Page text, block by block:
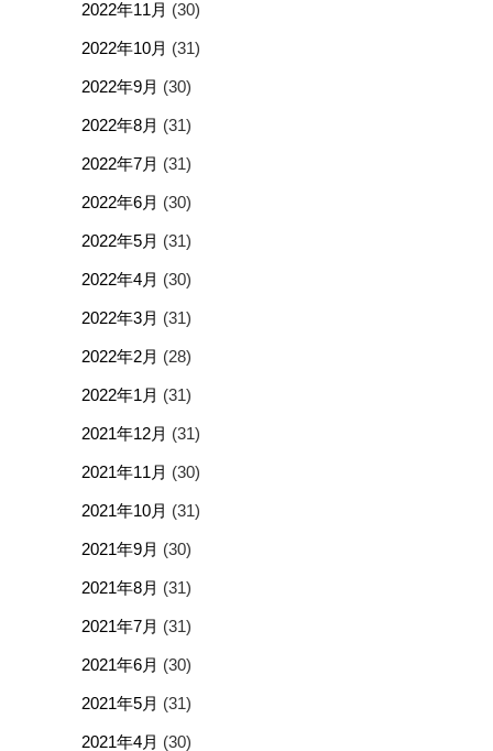
2022年11月 (30)
2022年10月 (31)
2022年9月 (30)
2022年8月 (31)
2022年7月 (31)
2022年6月 (30)
2022年5月 (31)
2022年4月 (30)
2022年3月 (31)
2022年2月 (28)
2022年1月 (31)
2021年12月 (31)
2021年11月 (30)
2021年10月 (31)
2021年9月 (30)
2021年8月 (31)
2021年7月 (31)
2021年6月 (30)
2021年5月 (31)
2021年4月 (30)